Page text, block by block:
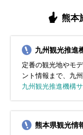
熊本
九州観光推進
定番の観光地やモ
ント情報まで、九
九州観光推進機構
熊本県観光情